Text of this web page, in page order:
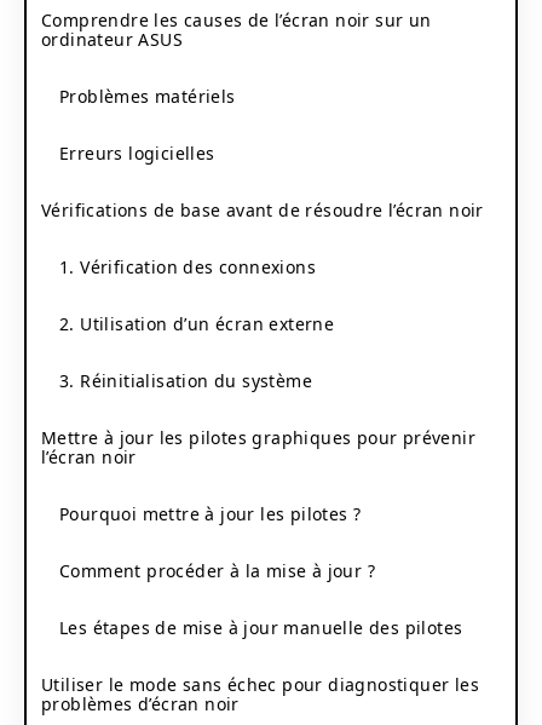
Comprendre les causes de l’écran noir sur un
ordinateur ASUS
Problèmes matériels
Erreurs logicielles
Vérifications de base avant de résoudre l’écran noir
1. Vérification des connexions
2. Utilisation d’un écran externe
3. Réinitialisation du système
Mettre à jour les pilotes graphiques pour prévenir
l’écran noir
Pourquoi mettre à jour les pilotes ?
Comment procéder à la mise à jour ?
Les étapes de mise à jour manuelle des pilotes
Utiliser le mode sans échec pour diagnostiquer les
problèmes d’écran noir